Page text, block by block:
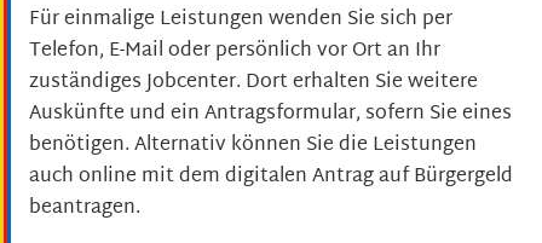
Für einmalige Leistungen wenden Sie sich per
Telefon, E-Mail oder persönlich vor Ort an Ihr
zuständiges Jobcenter. Dort erhalten Sie weitere
Auskünfte und ein Antragsformular, sofern Sie eines
benötigen. Alternativ können Sie die Leistungen
auch online mit dem digitalen Antrag auf Bürgergeld
beantragen.